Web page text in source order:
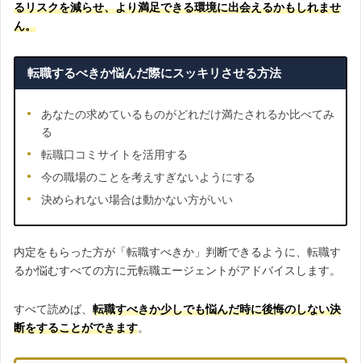
るリスクを減らせ、より満足できる環境に出会えるかもしれませ
ん。
転職するべきか悩んだ際にスッキリさせる方法
あなたの求めているものがどれだけ満たされるか比べてみ
る
転職口コミサイトを活用する
今の職場のことを考えすぎないようにする
決められない場合は動かない方がいい
内定をもらった方が「転職すべきか」判断できるように、転職す
るか悩むすべての方に元転職エージェントがアドバイスします。
すべて読めば、 転職すべきか少しでも悩んだ時に後悔のしない決
断をすることができます。